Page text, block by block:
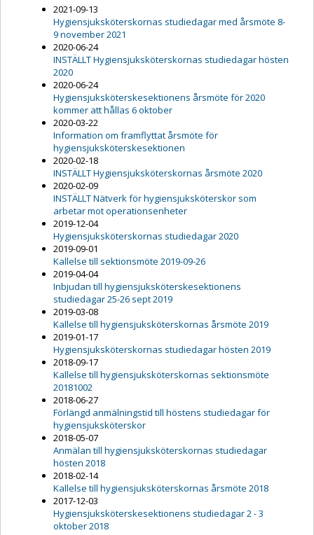
2021-09-13
Hygiensjuksköterskornas studiedagar med årsmöte 8-
9 november 2021
2020-06-24
INSTÄLLT Hygiensjuksköterskornas studiedagar hösten
2020
2020-06-24
Hygiensjuksköterskesektionens årsmöte för 2020
kommer att hållas 6 oktober
2020-03-22
Information om framflyttat årsmöte för
hygiensjuksköterskesektionen
2020-02-18
INSTÄLLT Hygiensjuksköterskornas årsmöte 2020
2020-02-09
INSTÄLLT Nätverk för hygiensjuksköterskor som
arbetar mot operationsenheter
2019-12-04
Hygiensjuksköterskornas studiedagar 2020
2019-09-01
Kallelse till sektionsmöte 2019-09-26
2019-04-04
Inbjudan till hygiensjuksköterskesektionens
studiedagar 25-26 sept 2019
2019-03-08
Kallelse till hygiensjuksköterskornas årsmöte 2019
2019-01-17
Hygiensjuksköterskornas studiedagar hösten 2019
2018-09-17
Kallelse till hygiensjuksköterskornas sektionsmöte
20181002
2018-06-27
Förlängd anmälningstid till höstens studiedagar för
hygiensjuksköterskor
2018-05-07
Anmälan till hygiensjuksköterskornas studiedagar
hösten 2018
2018-02-14
Kallelse till hygiensjuksköterskornas årsmöte 2018
2017-12-03
Hygiensjuksköterskesektionens studiedagar 2 - 3
oktober 2018